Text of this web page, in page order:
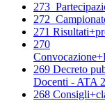
271
270
269 Decreto
Docenti - ATA
268